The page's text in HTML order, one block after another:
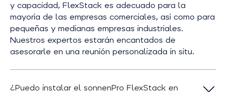
y capacidad, FlexStack es adecuado para la
mayoría de las empresas comerciales, así como para
pequeñas y medianas empresas industriales.
Nuestros expertos estarán encantados de
asesorarle en una reunión personalizada in situ.
¿Puedo instalar el sonnenPro FlexStack en